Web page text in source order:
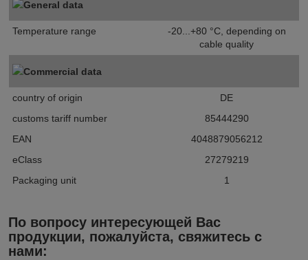
General data
Temperature range
-20...+80 °C, depending on
cable quality
Commercial data
country of origin
DE
customs tariff number
85444290
EAN
4048879056212
eClass
27279219
Packaging unit
1
По вопросу интересующей Вас
продукции, пожалуйста, свяжитесь с
нами: